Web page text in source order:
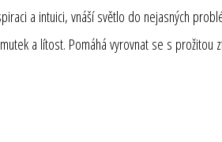
a intuici, vnáší světlo do nejasných
a lítost. Pomáhá vyrovnat se s prožitou